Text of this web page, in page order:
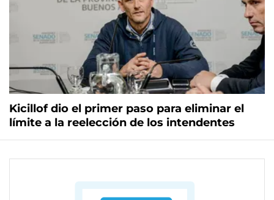
Kicillof dio el primer paso para eliminar el
límite a la reelección de los intendentes